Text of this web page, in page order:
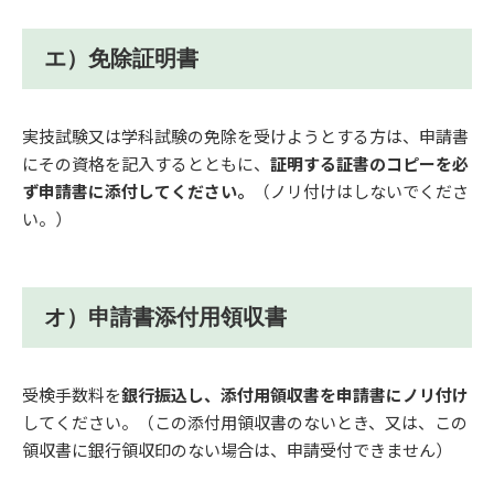
エ）免除証明書
実技試験又は学科試験の免除を受けようとする方は、申請書
にその資格を記入するとともに、 証明する証書のコピーを必
ず申請書に添付してください。
（ノリ付けはしないでくださ
い。）
オ）申請書添付用領収書
受検手数料を銀行振込し、添付用領収書を申請書にノリ付け
してください。（この添付用領収書のないとき、又は、この
領収書に銀行領収印のない場合は、申請受付できません）